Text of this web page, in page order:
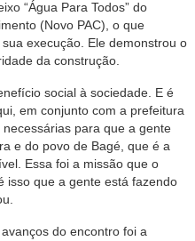
“Água Para Todos” do
(Novo PAC), o que
execução. Ele demonstrou o
da construção.
social à sociedade. E é
em conjunto com a prefeitura
para que a gente
e do povo de Bagé, que é a
Essa foi a missão que o
isso que a gente está fazendo
do encontro foi a